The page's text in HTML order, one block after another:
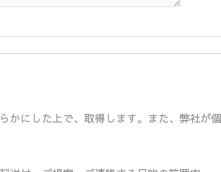
にした上で、取得します。また、弊社